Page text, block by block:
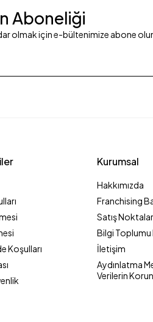
Aboneliği
olmak için e-bültenimize abone
Koşulları
Kurumsal
Hakkımızda
Franchising
Satış
Bilgi Toplumu
İletişim
Aydınlatma
Verilerin